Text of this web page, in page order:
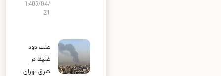
1405/04/
علت دود
غلیظ در
شرق تهران